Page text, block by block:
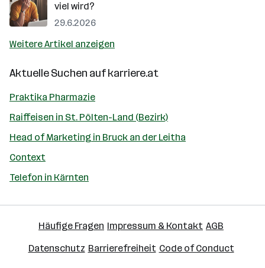
viel wird?
29.6.2026
Weitere Artikel anzeigen
Aktuelle Suchen aufkarriere.at
Praktika Pharmazie
Raiffeisen in St. Pölten-Land (Bezirk)
Head of Marketing in Bruck an der Leitha
Context
Telefon in Kärnten
Häufige Fragen Impressum & Kontakt AGB
Datenschutz Barrierefreiheit Code of Conduct